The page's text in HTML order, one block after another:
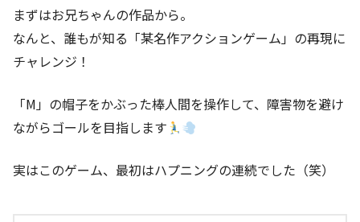
まずはお兄ちゃんの作品から。
なんと、誰もが知る「某名作アクションゲーム」の再現に
チャレンジ！
「M」の帽子をかぶった棒人間を操作して、障害物を避け
ながらゴールを目指します
実はこのゲーム、最初はハプニングの連続でした（笑）